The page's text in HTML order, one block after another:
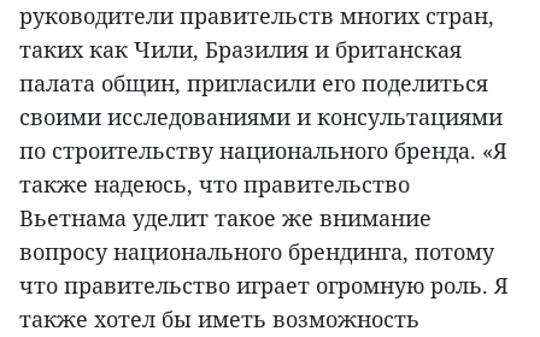
руководители правительств многих стран,
таких как Чили, Бразилия и британская
палата общин, пригласили его поделиться
своими исследованиями и консультациями
по строительству национального бренда. «Я
также надеюсь, что правительство
Вьетнама уделит такое же внимание
вопросу национального брендинга, потому
что правительство играет огромную роль. Я
также хотел бы иметь возможность